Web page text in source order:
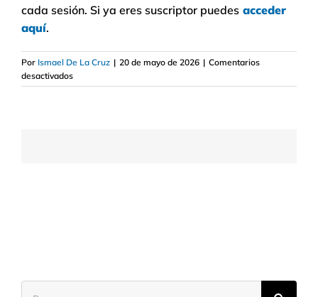
cada sesión. Si ya eres suscriptor puedes acceder
aquí.
Por Ismael De La Cruz | 20 de mayo de 2026 | Comentarios
desactivadosen
Ideas